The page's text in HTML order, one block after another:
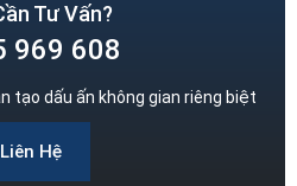
Tư Vấn?
969 608
tạo dấu ấn không gian riêng biệt
Liên Hệ